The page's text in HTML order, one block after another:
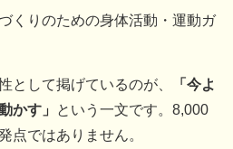
くりのための身体活動・運動ガ
として掲げているのが、
「今よ
かす」 という一文です。8,000
点ではありません。